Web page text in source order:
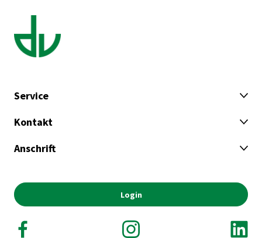
Service
Kontakt
Anschrift
Login